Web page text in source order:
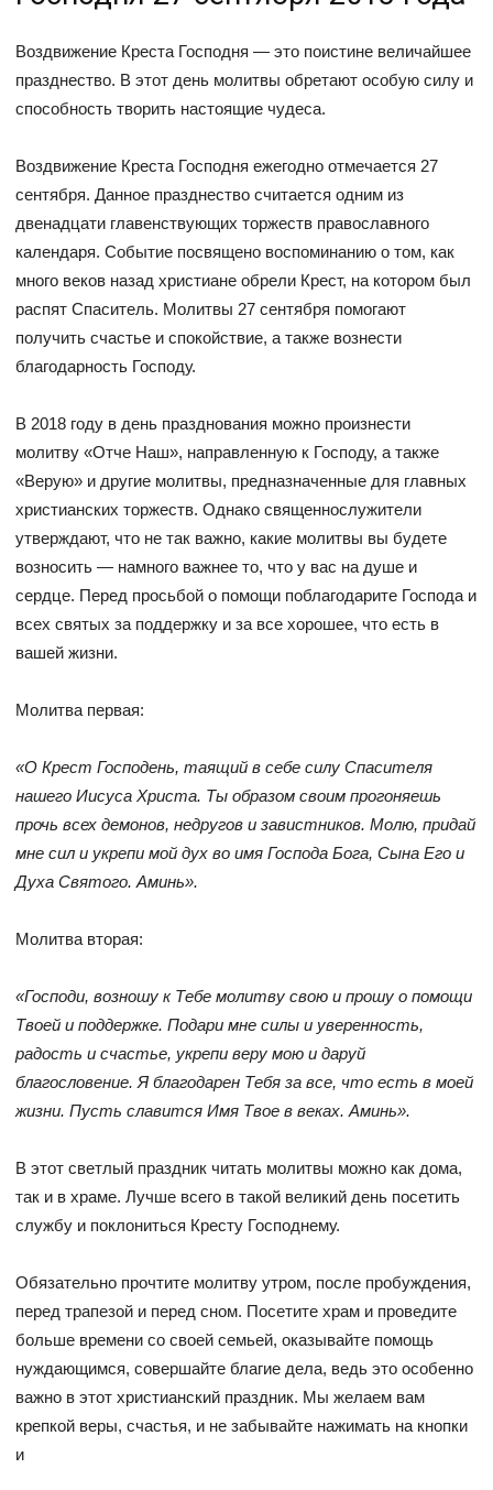
Воздвижение Креста Господня — это поистине величайшее
празднество. В этот день молитвы обретают особую силу и
способность творить настоящие чудеса.
Воздвижение Креста Господня ежегодно отмечается 27
сентября. Данное празднество считается одним из
двенадцати главенствующих торжеств православного
календаря. Событие посвящено воспоминанию о том, как
много веков назад христиане обрели Крест, на котором был
распят Спаситель. Молитвы 27 сентября помогают
получить счастье и спокойствие, а также вознести
благодарность Господу.
В 2018 году в день празднования можно произнести
молитву «Отче Наш», направленную к Господу, а также
«Верую» и другие молитвы, предназначенные для главных
христианских торжеств. Однако священнослужители
утверждают, что не так важно, какие молитвы вы будете
возносить — намного важнее то, что у вас на душе и
сердце. Перед просьбой о помощи поблагодарите Господа и
всех святых за поддержку и за все хорошее, что есть в
вашей жизни.
Молитва первая:
«О Крест Господень, таящий в себе силу Спасителя
нашего Иисуса Христа. Ты образом своим прогоняешь
прочь всех демонов, недругов и завистников. Молю, придай
мне сил и укрепи мой дух во имя Господа Бога, Сына Его и
Духа Святого. Аминь».
Молитва вторая:
«Господи, возношу к Тебе молитву свою и прошу о помощи
Твоей и поддержке. Подари мне силы и уверенность,
радость и счастье, укрепи веру мою и даруй
благословение. Я благодарен Тебя за все, что есть в моей
жизни. Пусть славится Имя Твое в веках. Аминь».
В этот светлый праздник читать молитвы можно как дома,
так и в храме. Лучше всего в такой великий день посетить
службу и поклониться Кресту Господнему.
Обязательно прочтите молитву утром, после пробуждения,
перед трапезой и перед сном. Посетите храм и проведите
больше времени со своей семьей, оказывайте помощь
нуждающимся, совершайте благие дела, ведь это особенно
важно в этот христианский праздник. Мы желаем вам
крепкой веры, счастья, и не забывайте нажимать на кнопки
и